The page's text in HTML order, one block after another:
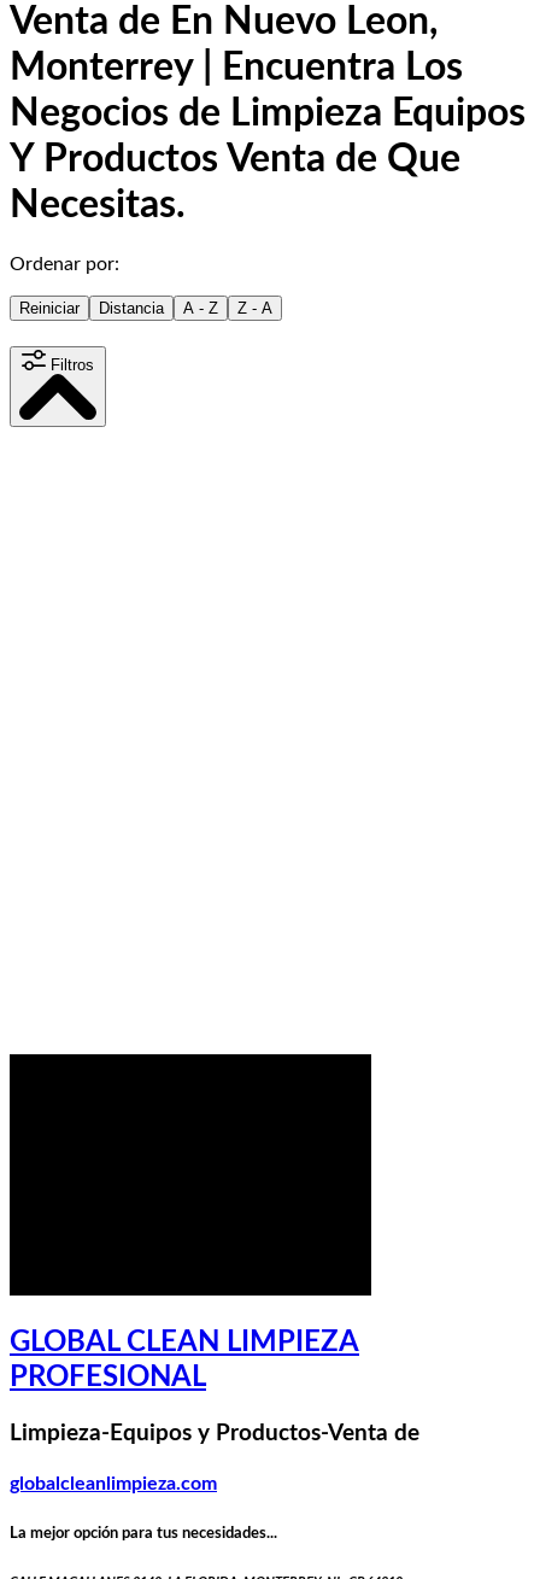
Venta de En Nuevo Leon,
Monterrey | Encuentra Los
Negocios de Limpieza Equipos
Y Productos Venta de Que
Necesitas.
Ordenar por:
Reiniciar Distancia A - Z Z - A
GLOBAL CLEAN LIMPIEZA
PROFESIONAL
Limpieza-Equipos y Productos-Venta de
globalcleanlimpieza.com
La mejor opción para tus necesidades...